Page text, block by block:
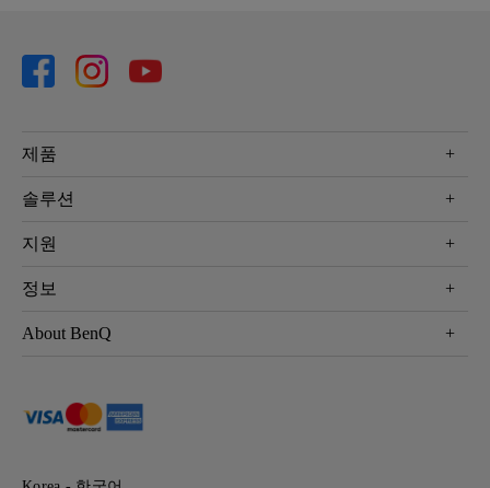
제품
프로젝터
조명
솔루션
Eye-Care 모니터
e스포츠
비즈니스 디스플레이
지원
문의
서비스센터
정보
프로젝터 거리계산기
About BenQ
사회적 책임
뉴스